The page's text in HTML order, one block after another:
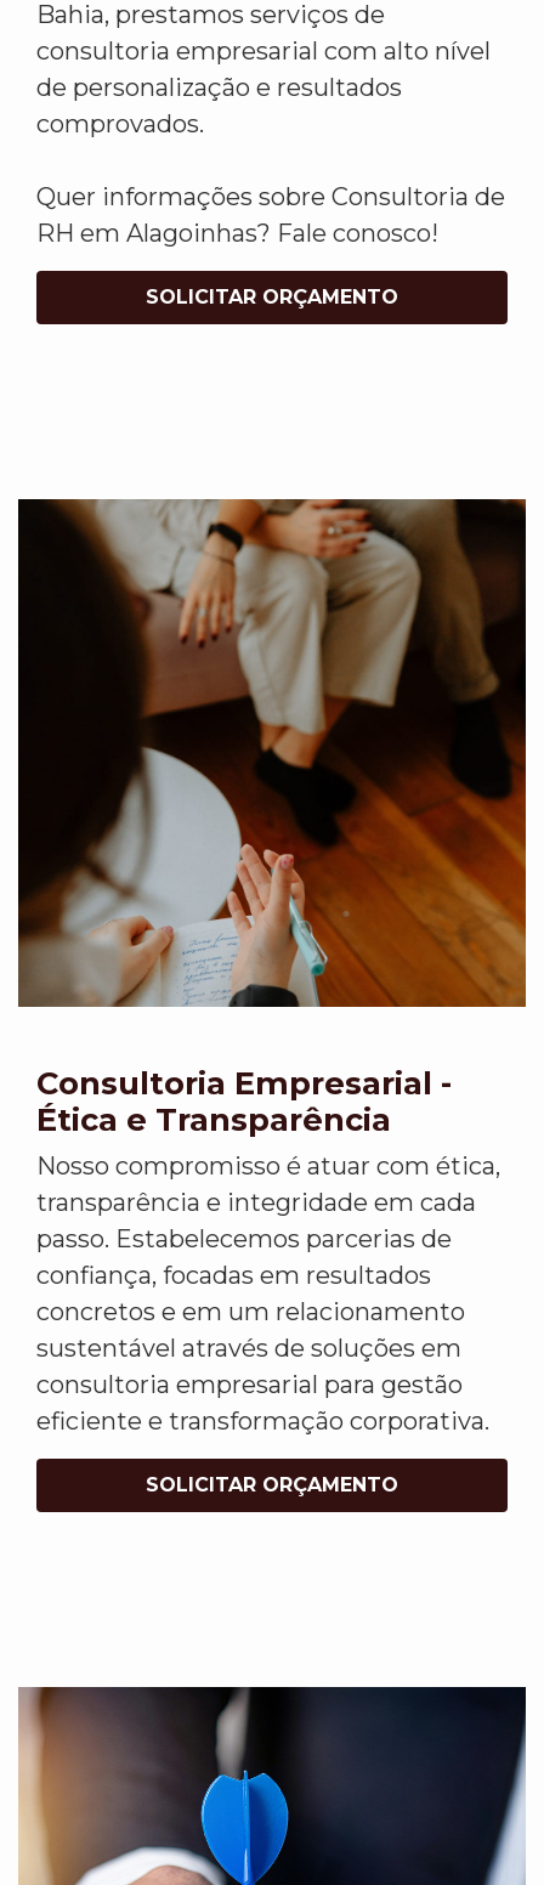
Bahia, prestamos serviços de
consultoria empresarial com alto nível
de personalização e resultados
comprovados.
Quer informações sobre Consultoria de
RH em Alagoinhas? Fale conosco!
SOLICITAR ORÇAMENTO
Consultoria Empresarial -
Ética e Transparência
Nosso compromisso é atuar com ética,
transparência e integridade em cada
passo. Estabelecemos parcerias de
confiança, focadas em resultados
concretos e em um relacionamento
sustentável através de soluções em
consultoria empresarial para gestão
eficiente e transformação corporativa.
SOLICITAR ORÇAMENTO